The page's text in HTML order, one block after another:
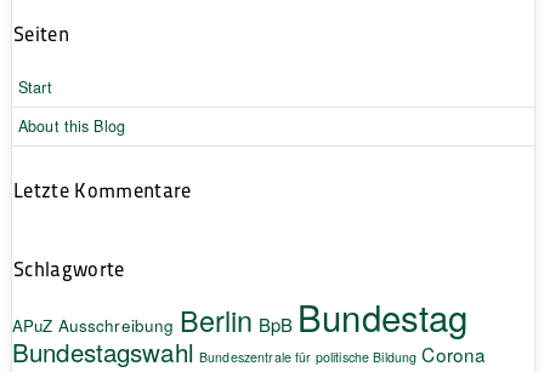
Seiten
Start
About this Blog
Letzte Kommentare
Schlagworte
APuZ Ausschreibung Berlin BpB Bundestag
Bundestagswahl Bundeszentrale für politische Bildung Corona